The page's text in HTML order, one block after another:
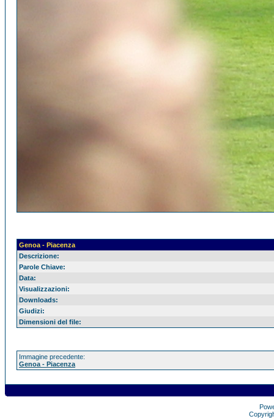
Genoa - Piacenza
Descrizione:
Parole Chiave:
Data:
Visualizzazioni:
Downloads:
Giudizi:
Dimensioni del file:
Immagine precedente:
Genoa - Piacenza